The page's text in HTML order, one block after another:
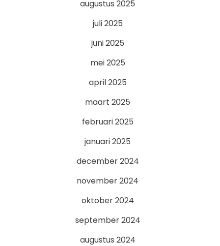
augustus 2025
juli 2025
juni 2025
mei 2025
april 2025
maart 2025
februari 2025
januari 2025
december 2024
november 2024
oktober 2024
september 2024
augustus 2024